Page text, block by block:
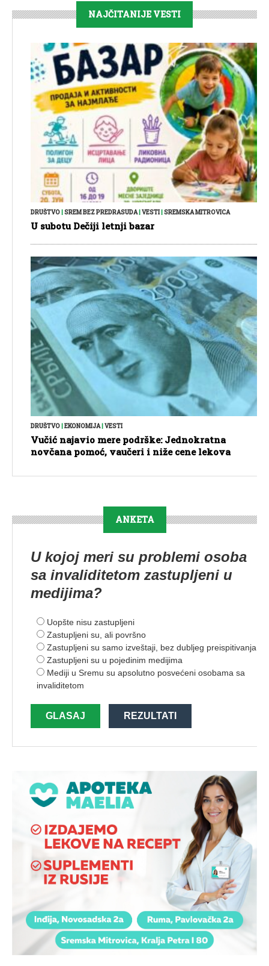
NAJČITANIJE VESTI
DRUŠTVO SREM BEZ PREDRASUDA| VESTI| SREMSKA MITROVICA
U subotu Dečiji letnji bazar
DRUŠTVO EKONOMIJA| VESTI
Vučić najavio mere podrške: Jednokratna
novčana pomoć, vaučeri i niže cene lekova
ANKETA
U kojoj meri su problemi osoba
sa invaliditetom zastupljeni u
medijima?
Uopšte nisu zastupljeni
Zastupljeni su, ali površno
Zastupljeni su samo izveštaji, bez dubljeg preispitivanja
Zastupljeni su u pojedinim medijima
Mediji u Sremu su apsolutno posvećeni osobama sa
invaliditetom
GLASAJ REZULTATI